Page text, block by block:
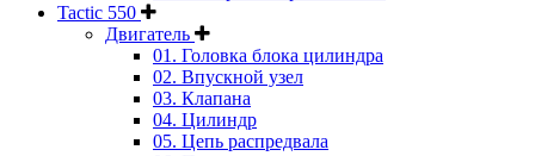
Tactic 550
Двигатель
01. Головка блока цилиндра
02. Впускной узел
03. Клапана
04. Цилиндр
05. Цепь распредвала